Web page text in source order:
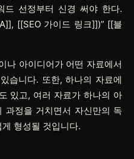
드 선정부터 신경 써야 한다.
[[SEO 가이드 링크]])” [[블
나 아이디어가 어떤 자료에서
습니다. 또한, 하나의 자료에
있고, 여러 자료가 하나의 아
과정을 거치면서 자신만의 독
형성될 것입니다.